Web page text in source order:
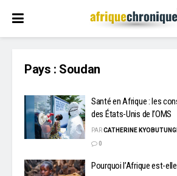
Pays : Soudan
Santé en Afrique : les
des États-Unis de l’OMS
PARCATHERINE KYOBUTUNGI
0
Pourquoi l’Afrique est-